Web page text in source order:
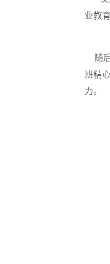
业教
随后
班精
力。